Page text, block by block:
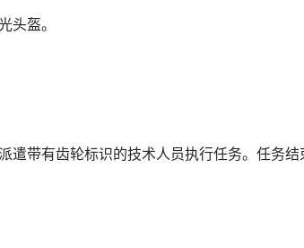
头盔。
遣带有齿轮标识的技术人员执行任务。任务